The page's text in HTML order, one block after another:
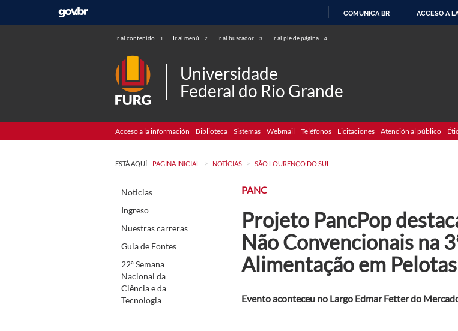
COMUNICA BR ACCESO A
Ir al contenido 1 Ir al menú 2 Ir al buscador 3 Ir al pie de página 4
Universidade
Federal do Rio Grande
Acceso a la información Biblioteca Sistemas Webmail Teléfonos Licitaciones Atención al público
ESTÁ AQUÍ: PAGINA INICIAL > NOTÍCIAS > SÃO LOURENÇO DO SUL
Noticias
Ingreso
Nuestras carreras
Guia de Fontes
22ª Semana
Nacional da
Ciência e da
Tecnologia
PANC
Projeto PancPop
Não Convencionais na
Alimentação em Pelotas
Evento aconteceu no Largo Edmar Fetter do